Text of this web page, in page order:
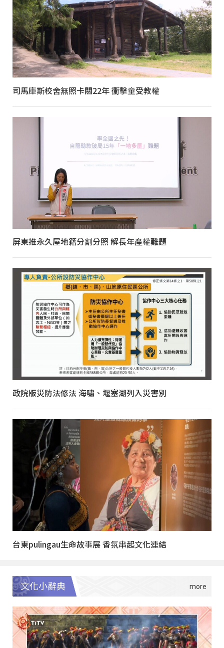
司馬庫斯校舍無照卡關22年 衝擊童受教權
屏東推永久屋地籍分割分照 解長年產權難題
政院版災防法修法 海嘯、堰塞湖列入災害別
台東pulingau生命故事展 香氛串起文化連結
文化小辭典